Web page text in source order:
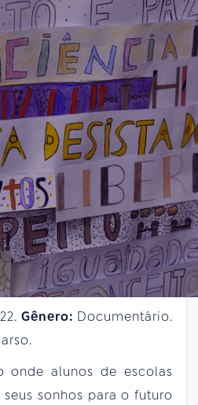
Gênero: Documentário.
onde alunos de escolas
sonhos para o futuro